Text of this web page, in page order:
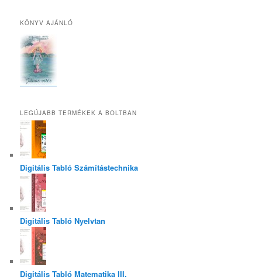
KÖNYV AJÁNLÓ
LEGÚJABB TERMÉKEK A BOLTBAN
Digitális Tabló Számítástechnika
Digitális Tabló Nyelvtan
Digitális Tabló Matematika III.